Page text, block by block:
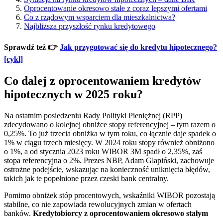
Oprocentowanie okresowo stałe z coraz lepszymi ofertami
Co z rządowym wsparciem dla mieszkalnictwa?
Najbliższa przyszłość rynku kredytowego
Sprawdź też 👉 Jak przygotować się do kredytu hipotecznego?
[cykl]
Co dalej z oprocentowaniem kredytów
hipotecznych w 2025 roku?
Na ostatnim posiedzeniu Rady Polityki Pieniężnej (RPP)
zdecydowano o kolejnej obniżce stopy referencyjnej – tym razem o
0,25%. To już trzecia obniżka w tym roku, co łącznie daje spadek o
1% w ciągu trzech miesięcy. W 2024 roku stopy również obniżono
o 1%, a od stycznia 2023 roku WIBOR 3M spadł o 2,35%, zaś
stopa referencyjna o 2%. Prezes NBP, Adam Glapiński, zachowuje
ostrożne podejście, wskazując na konieczność uniknięcia błędów,
takich jak te popełnione przez czeski bank centralny.
Pomimo obniżek stóp procentowych, wskaźniki WIBOR pozostają
stabilne, co nie zapowiada rewolucyjnych zmian w ofertach
banków. Kredytobiorcy z oprocentowaniem okresowo stałym